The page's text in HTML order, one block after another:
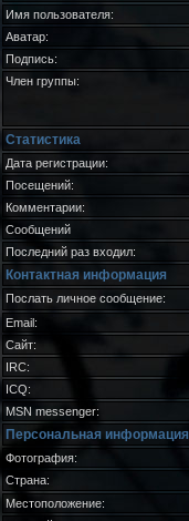
Имя пользователя:
Аватар:
Подпись:
Член группы:
Статистика
Дата регистрации:
Посещений:
Комментарии:
Сообщений
Последний раз входил:
Контактная информация
Послать личное сообщение:
Email:
Сайт:
IRC:
ICQ:
MSN messenger:
Персональная информация
Фотография:
Страна:
Местоположение: